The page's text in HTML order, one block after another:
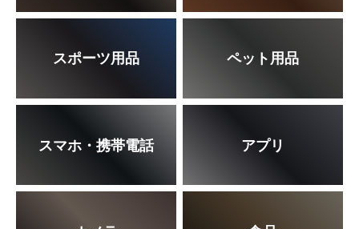
スポーツ用品 ペット用品
スマホ・携帯電話 アプリ